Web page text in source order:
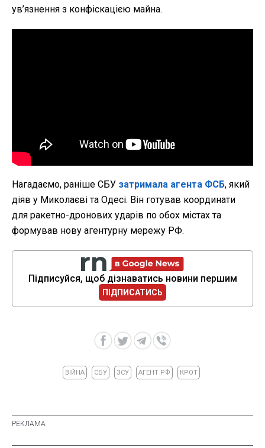
ув’язнення з конфіскацією майна.
Нагадаємо, раніше СБУ затримала агента ФСБ, який
діяв у Миколаєві та Одесі. Він готував координати
для ракетно-дронових ударів по обох містах та
формував нову агентурну мережу РФ.
Підписуйся, щоб дізнаватись новини першим
ПІДПИСАТИСЬ
ВІЙНА СБУ ЗСУ АГЕНТ РФ КРОТ